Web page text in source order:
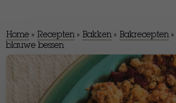
Home » Recepten » Bakken » Bakrecepten »
blauwe bessen